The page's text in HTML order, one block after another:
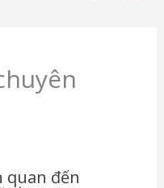
quan đến